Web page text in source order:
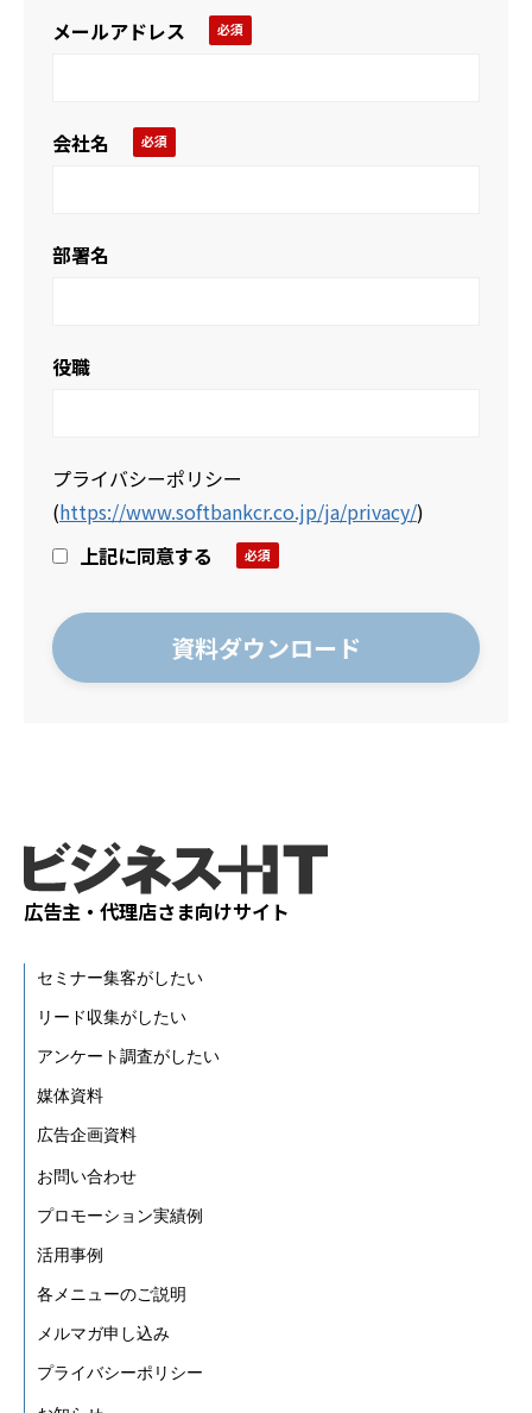
メールアドレス
会社名
部署名
役職
プライバシーポリシー
(https://www.softbankcr.co.jp/ja/privacy/)
上記に同意する
広告主・代理店さま向けサイト
セミナー集客がしたい
リード収集がしたい
アンケート調査がしたい
媒体資料
広告企画資料
お問い合わせ
プロモーション実績例
活用事例
各メニューのご説明
メルマガ申し込み
プライバシーポリシー